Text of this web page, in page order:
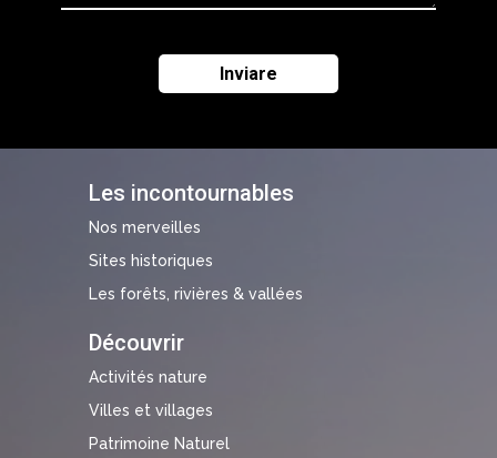
Les incontournables
Nos merveilles
Sites historiques
Les forêts, rivières & vallées
Découvrir
Activités nature
Villes et villages
Patrimoine Naturel